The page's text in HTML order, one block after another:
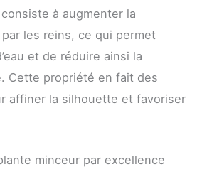
à augmenter la
par les reins, ce qui permet
et de réduire ainsi la
Cette propriété en fait des
affiner la silhouette et favoriser
minceur par excellence